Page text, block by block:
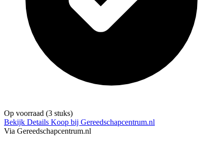
Op voorraad (3 stuks)
Bekijk Details Koop bij Gereedschapcentrum.nl
Via Gereedschapcentrum.nl